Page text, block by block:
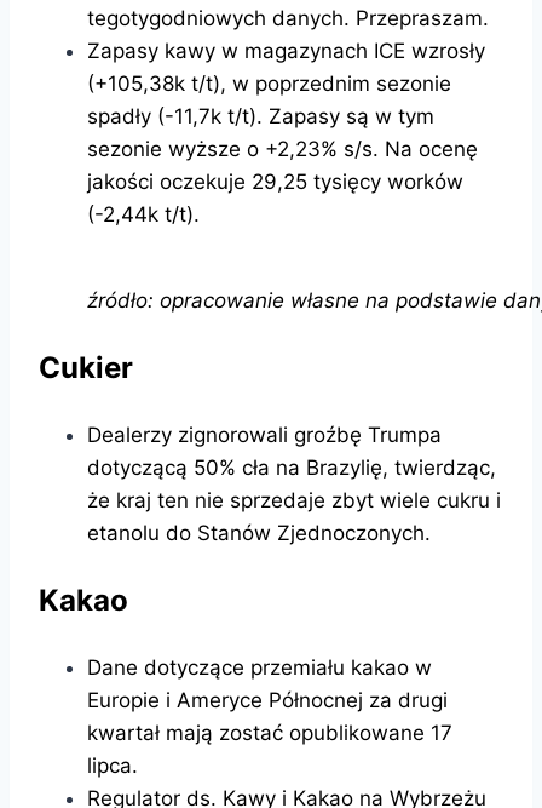
tegotygodniowych danych. Przepraszam.
Zapasy kawy w magazynach ICE wzrosły
(+105,38k t/t), w poprzednim sezonie
spadły (-11,7k t/t). Zapasy są w tym
sezonie wyższe o +2,23% s/s. Na ocenę
jakości oczekuje 29,25 tysięcy worków
(-2,44k t/t).
źródło: opracowanie własne na podstawie
Cukier
Dealerzy zignorowali groźbę Trumpa
dotyczącą 50% cła na Brazylię, twierdząc,
że kraj ten nie sprzedaje zbyt wiele cukru i
etanolu do Stanów Zjednoczonych.
Kakao
Dane dotyczące przemiału kakao w
Europie i Ameryce Północnej za drugi
kwartał mają zostać opublikowane 17
lipca.
Regulator ds. Kawy i Kakao na Wybrzeżu